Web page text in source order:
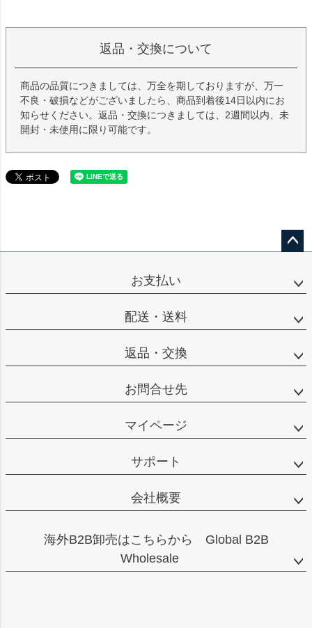
返品・交換について
商品の品質につきましては、万全を期しておりますが、万一
不良・破損などがございましたら、商品到着後14日以内にお
知らせください。返品・交換につきましては、2週間以内、未
開封・未使用に限り可能です。
ップ
お支払い
配送・送料
返品・交換
お問合せ先
マイページ
サポート
会社概要
海外B2B卸売はこちらから Global B2B
Wholesale